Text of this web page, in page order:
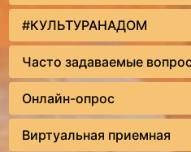
#КУЛЬТУРАНАДОМ
Часто задаваемые
Онлайн-опрос
Виртуальная приемная